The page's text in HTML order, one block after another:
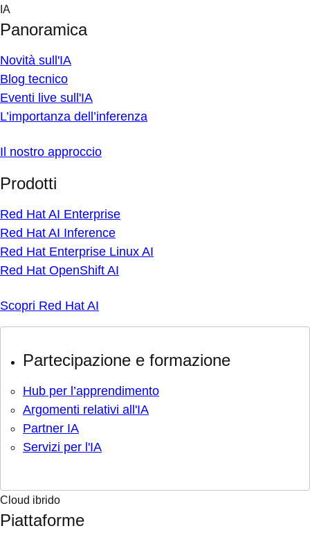
Skip
content
IA
Panoramica
Novità sull'IA
Blog tecnico
Eventi live sull'IA
L’importanza dell’inferenza
Il nostro approccio
Prodotti
Red Hat AI Enterprise
Red Hat AI Inference
Red Hat Enterprise Linux AI
Red Hat OpenShift AI
Scopri Red Hat AI
Partecipazione e formazione
Hub per l’apprendimento
Argomenti relativi all'IA
Partner IA
Servizi per l'IA
Cloud ibrido
Piattaforme